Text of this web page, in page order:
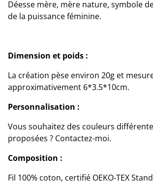
Déesse mère, mère nature, symbole
de la puissance féminine.
Dimension et poids :
La création pèse environ 20g et
approximativement 6*3.5*10cm.
Personnalisation :
Vous souhaitez des couleurs
proposées ? Contactez-moi.
Composition :
Fil 100% coton, certifié OEKO-TEX